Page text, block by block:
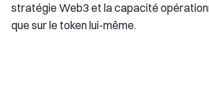
stratégie Web3 et la capacité
que sur le token lui-même.